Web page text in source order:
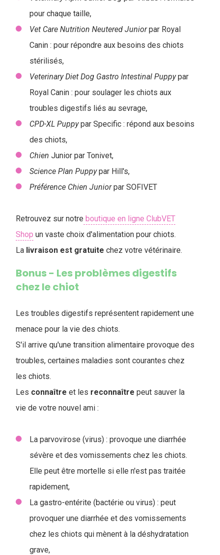
pour chaque taille,
Vet Care Nutrition Neutered Juniorpar Royal
Canin : pour répondre aux besoins des chiots
stérilisés,
Veterinary Diet Dog Gastro Intestinal Puppypar
Royal Canin : pour soulager les chiots aux
troubles digestifs liés au sevrage,
CPD-XL Puppypar Specific : répond aux besoins
des chiots,
Chien Junior par Tonivet,
Science Plan Puppypar Hill's,
Préférence Chien Juniorpar SOFIVET
Retrouvez sur notre boutique en ligne ClubVET
Shop un vaste choix d'alimentation pour chiots.
La livraison est gratuite chez votre vétérinaire.
Bonus - Les problèmes digestifs
chez le chiot
Les troubles digestifs représentent rapidement une
menace pour la vie des chiots.
S'il arrive qu'une transition alimentaire provoque des
troubles, certaines maladies sont courantes chez
les chiots.
Les connaître et les reconnaître peut sauver la
vie de votre nouvel ami :
La parvovirose (virus) : provoque une diarrhée
sévère et des vomissements chez les chiots.
Elle peut être mortelle si elle n'est pas traitée
rapidement,
La gastro-entérite (bactérie ou virus) : peut
provoquer une diarrhée et des vomissements
chez les chiots qui mènent à la déshydratation
grave,